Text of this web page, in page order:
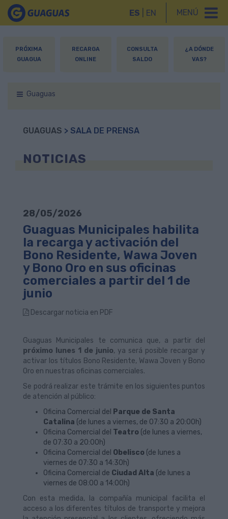
MENÚ
ES EN
PRÓXIMA
GUAGUA
RECARGA
ONLINE
CONSULTA
SALDO
¿A DÓNDE
VAS?
Guaguas
GUAGUAS > SALA DE PRENSA
NOTICIAS
28/05/2026
Guaguas Municipales habilita
la recarga y activación del
Bono Residente, Wawa Joven
y Bono Oro en sus oficinas
comerciales a partir del 1 de
junio
Descargar noticia en PDF
Guaguas Municipales te comunica que, a partir del
próximo lunes 1 de junio, ya será posible recargar y
activar los títulos Bono Residente, Wawa Joven y Bono
Oro en nuestras oficinas comerciales.
Se podrá realizar este trámite en los siguientes puntos
de atención al público:
Oficina Comercial del Parque de Santa
Catalina (de lunes a viernes, de 07:30 a 20:00h)
Oficina Comercial del Teatro (de lunes a viernes,
de 07:30 a 20:00h)
Oficina Comercial del Obelisco (de lunes a
viernes de 07:30 a 14:30h)
Oficina Comercial de Ciudad Alta (de lunes a
viernes de 08:00 a 14:00h)
Con esta medida, la compañía municipal facilita el
acceso a los diferentes títulos de transporte y mejora